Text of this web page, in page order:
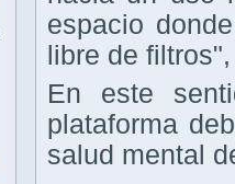
espacio
libre de
En este
plataforma
salud mental